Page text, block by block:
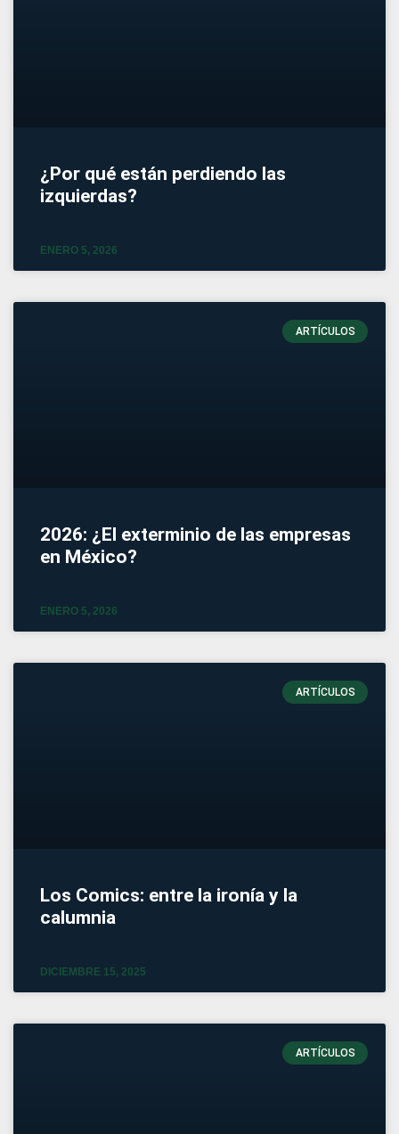
¿Por qué están perdiendo las
izquierdas?
ENERO 5, 2026
ARTÍCULOS
2026: ¿El exterminio de las empresas
en México?
ENERO 5, 2026
ARTÍCULOS
Los Comics: entre la ironía y la
calumnia
DICIEMBRE 15, 2025
ARTÍCULOS